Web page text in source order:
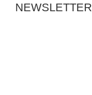
NEWSLETTER